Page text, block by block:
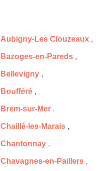
Aubigny-Les Clouzeaux ,
Bazoges-en-Pareds ,
Bellevigny ,
Boufféré ,
Brem-sur-Mer ,
Chaillé-les-Marais ,
Chantonnay ,
Chavagnes-en-Paillers ,